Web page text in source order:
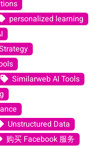
personalized learning
Similarweb AI Tools
Unstructured Data
购买 Facebook 服务